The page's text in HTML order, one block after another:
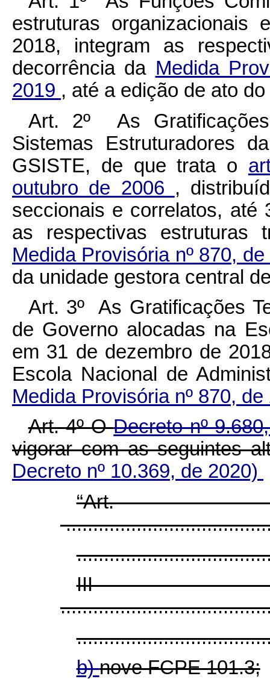
estruturas
2018, integram as
decorrência da Medida
2019 , até a edição de ato
Art. 2º As
Sistemas Estruturadores
GSISTE, de que trata o
outubro de 2006 ,
seccionais e correlatos, até
as respectivas estruturas
Medida Provisória nº 870,
da unidade gestora central
Art. 3º As Gratificações
de Governo alocadas na
em 31 de dezembro de
Escola Nacional de
Medida Provisória nº 870, de
Art. 4ºODecreto nº
vigorar com as seguintes
Decreto nº 10.369, de 2020)
b)nove FCPE 101.3;